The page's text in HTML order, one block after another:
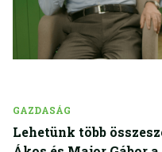
GAZDASÁG
Lehetünk több